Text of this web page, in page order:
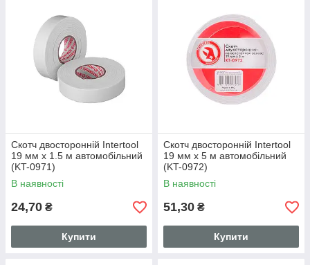
Скотч двосторонній Intertool
19 мм х 1.5 м автомобільний
(KT-0971)
В наявності
24,70 ₴
Купити
Скотч двосторонній Intertool
19 мм х 5 м автомобільний
(KT-0972)
В наявності
51,30 ₴
Купити